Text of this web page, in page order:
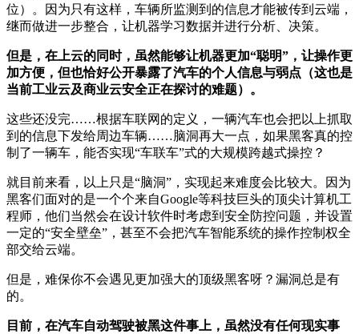
位）。因为只有这样，车辆所监测到的信息才能被传到云端，
继而做进一步整合，让机器学习数据并进行分析、决策。
但是，在上云的同时，虽然能够让机器更加“聪明”，让操作更
加方便，但也恰好公开暴露了汽车的个人信息与弱点（这也是
当前工业云及商业云安全正在探讨的难题）。
这些还没完……根据车联网的定义，一辆汽车也会把以上抓取
到的信息下发给周边车辆……脑洞再大一点，如果黑客真的控
制了一辆车，能否实现“车联车”式的大规模跨越式操控？
就目前来看，以上只是“脑洞”，实现起来难度会比较大。因为
黑客们面对的是一个个来自Google等科技巨头的顶尖计算机工
程师，他们当然会在设计软件时考虑到安全防控问题，并设置
一定的“安全壁垒”，甚至不会把汽车智能系统的操作控制权全
部交给云端。
但是，难保你不会遇见更加强大的顶级黑客呀？漏洞总是有
的。
目前，在汽车自动驾驶被黑这件事上，虽然没有任何现实事